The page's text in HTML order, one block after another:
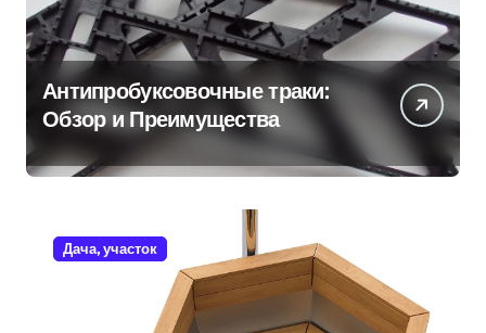
Антипробуксовочные траки:
Обзор и Преимущества
Дача, участок